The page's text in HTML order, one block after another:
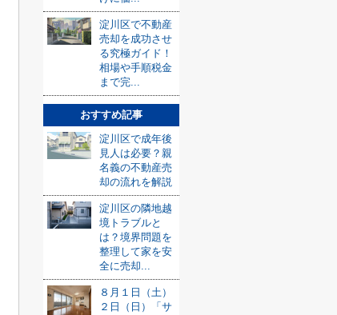
淀川区で不動産
売却を成功させ
る究極ガイド！
相場や手順税金
まで完...
おすすめ記事
淀川区で成年後
見人は必要？親
名義の不動産売
却の流れを解説
淀川区の隣地越
境トラブルと
は？境界問題を
整理して家を安
全に売却...
８月１日（土）
２日（日）「サ